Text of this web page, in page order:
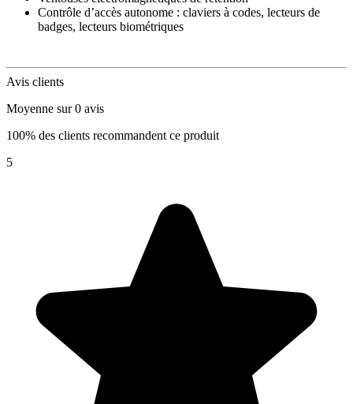
Contrôle d’accès autonome : claviers à codes, lecteurs de
badges, lecteurs biométriques
Avis clients
Moyenne sur 0 avis
100% des clients recommandent ce produit
5